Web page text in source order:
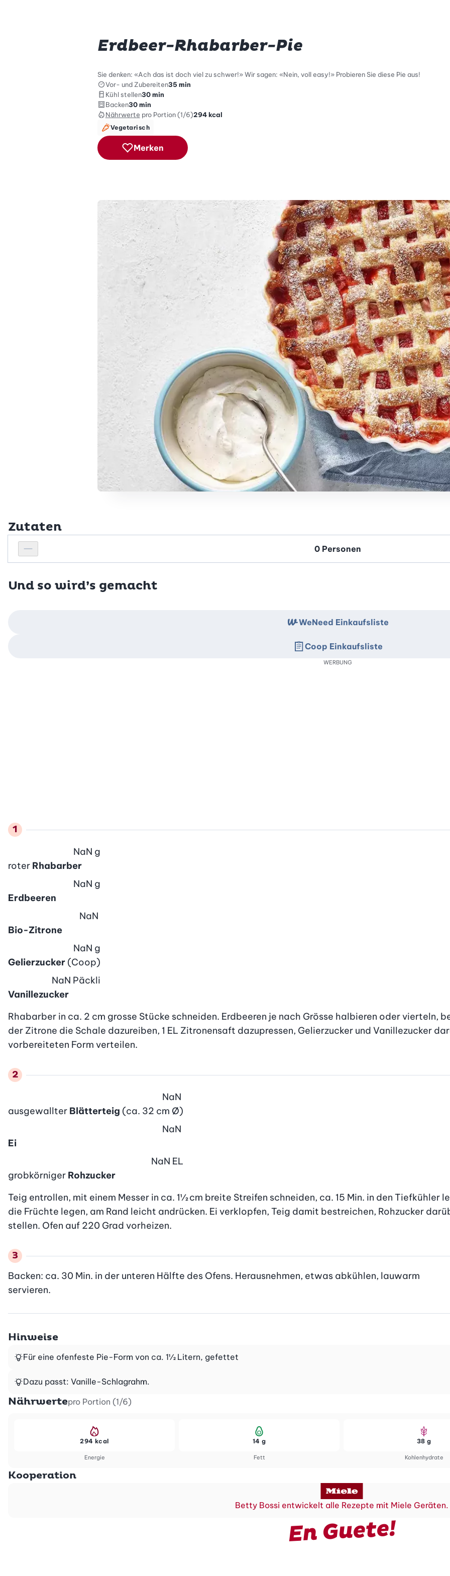
Erdbeer-Rhabarber-Pie
Sie denken: «Ach das ist doch viel zu schwer!» Wir sagen: «Nein, voll easy!» Probieren Sie diese Pie aus!
Vor- und Zubereiten35 min
Kühl stellen30 min
Backen30 min
Nährwerte pro Portion (1/6)294 kcal
Vegetarisch
Merken
Zutaten
Personenanzahl verringern
Personenanzahl
Und so wird’s gemacht
roter Rhabarber
NaN g
Erdbeeren
NaN g
Bio-Zitrone
NaN
Gelierzucker (Coop)
NaN g
Vanillezucker
NaN Päckli
Rhabarber in ca. 2 cm grosse Stücke schneiden. Erdbeeren je nach Grösse halbieren oder vierteln,
der Zitrone die Schale dazureiben, 1 EL Zitronensaft dazupressen, Gelierzucker und Vanillezucker
vorbereiteten Form verteilen.
ausgewallter Blätterteig (ca. 32 cm Ø)
NaN
Ei
NaN
grobkörniger Rohzucker
NaN EL
Teig entrollen, mit einem Messer in ca. 1½ cm breite Streifen schneiden, ca. 15 Min. in den
die Früchte legen, am Rand leicht andrücken. Ei verklopfen, Teig damit bestreichen, Rohzucker
stellen. Ofen auf 220 Grad vorheizen.
Backen: ca. 30 Min. in der unteren Hälfte des Ofens. Herausnehmen, etwas abkühlen, lauwarm
servieren.
WeNeed Einkaufsliste
Coop Einkaufsliste
WERBUNG
Hinweise
Für eine ofenfeste Pie-Form von ca. 1½ Litern, gefettet
Dazu passt: Vanille-Schlagrahm.
Nährwertepro Portion (1/6)
Energie
294 kcal
Fett
14 g
Kohlenhydrate
38 g
Kooperation
Betty Bossi entwickelt alle Rezepte mit Miele Geräten.
En Guete!